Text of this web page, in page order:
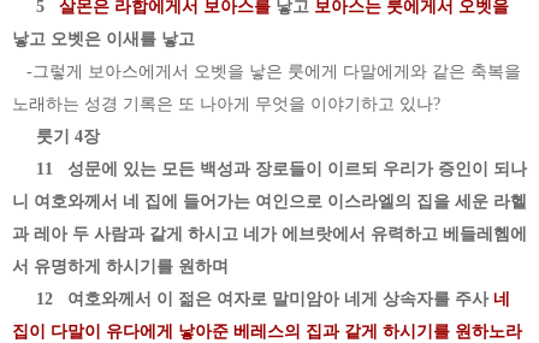
5 살몬은 라합에게서 보아스를 낳고 보아스는 룻에게서 오벳을
낳고 오벳은 이새를 낳고
-그렇게 보아스에게서 오벳을 낳은 룻에게 다말에게와 같은 축복을
노래하는 성경 기록은 또 나아게 무엇을 이야기하고 있 나?
룻기 4장
11 성문에 있는 모든 백성과 장로들이 이르되 우리가 증인이 되나
니 여호와께서 네 집에 들어가는 여인으로 이스라엘의 집을 세운 라헬
과 레아 두 사람과 같게 하시고 네가 에브랏에서 유력하고 베들레헴에
서 유명하게 하시기를 원하며
12 여호와께서 이 젊은 여자로 말미암아 네게 상속자를 주사 네
집이 다말이 유다에게 낳아준 베레스의 집과 같게 하시기를 원하노라